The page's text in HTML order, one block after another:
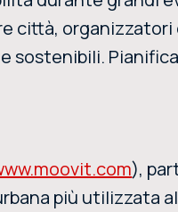
città,
sostenibili.
),
più utilizzata